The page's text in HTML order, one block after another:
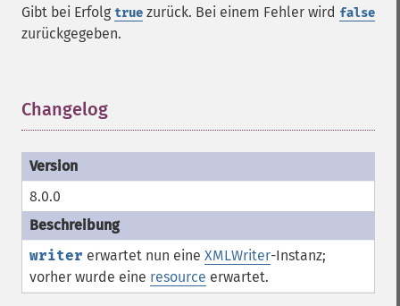
Gibt bei Erfolg true zurück. Bei einem Fehler wird false
zurückgegeben.
Changelog
8.0.0
writer erwartet nun eine XMLWriter-Instanz;
vorher wurde eine resource erwartet.